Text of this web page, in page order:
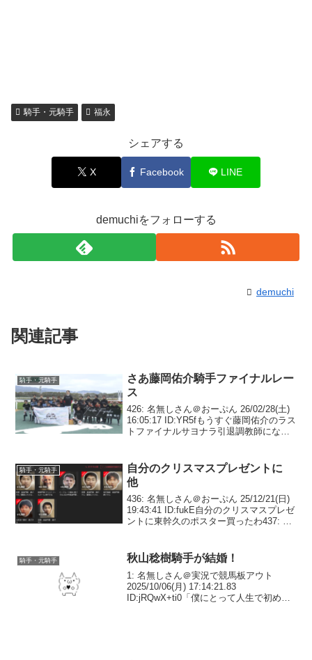
騎手・元騎手 福永
シェアする
X Facebook LINE
demuchiをフォローする
demuchi
関連記事
騎手・元騎手
さあ藤岡佑介騎手ファイナルレー
ス
426: 名無しさん＠おーぷん 26/02/28(土)
16:05:17 ID:YR5fもうすぐ藤岡佑介のラス
トファイナルサヨナラ引退調教師になっ
騎手・元騎手
自分のクリスマスプレゼントに
他
436: 名無しさん＠おーぷん 25/12/21(日)
19:43:41 ID:fukE自分のクリスマスプレゼ
ントに東幹久のポスター買ったわ437: 名
騎手・元騎手 秋山稔樹騎手が結婚！
1: 名無しさん＠実況で競馬板アウト
2025/10/06(月) 17:14:21.83
ID:jRQwX+ti0「僕にとって人生で初めて